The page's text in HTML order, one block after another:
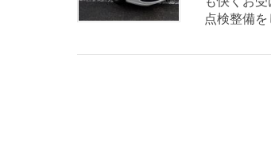
点検整備